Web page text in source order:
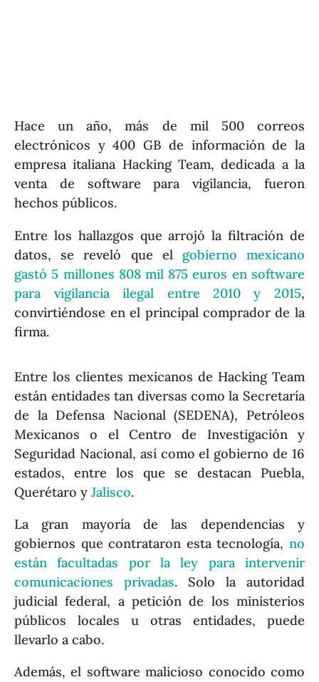
Hace un año, más de mil 500 correos
electrónicos y 400 GB de información de la
empresa italiana Hacking Team, dedicada a la
venta de software para vigilancia, fueron
hechos públicos.
Entre los hallazgos que arrojó la filtración de
datos, se reveló que el gobierno mexicano
gastó 5 millones 808 mil 875 euros en software
para vigilancia ilegal entre 2010 y 2015,
convirtiéndose en el principal comprador de la
firma.
Entre los clientes mexicanos de Hacking Team
están entidades tan diversas como la Secretaría
de la Defensa Nacional (SEDENA), Petróleos
Mexicanos o el Centro de Investigación y
Seguridad Nacional, así como el gobierno de 16
estados, entre los que se destacan Puebla,
Querétaro yJalisco.
La gran mayoría de las dependencias y
gobiernos que contrataron esta tecnología, no
están facultadas por la ley para intervenir
comunicaciones privadas. Solo la autoridad
judicial federal, a petición de los ministerios
públicos locales u otras entidades, puede
llevarlo a cabo.
Además, el software malicioso conocido como